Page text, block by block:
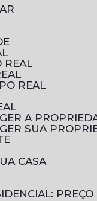
REAL
REAL
A
SUA
CASA